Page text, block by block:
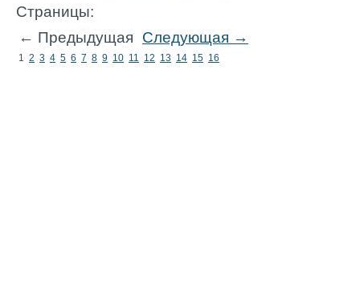
Страницы:
← Предыдущая Следующая →
1 2 3 4 5 6 7 8 9 10 11 12 13 14 15 16